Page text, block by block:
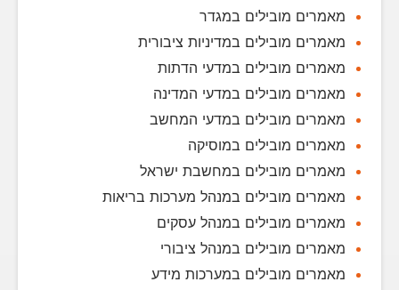
מאמרים מובילים במגדר
מאמרים מובילים במדיניות ציבורית
מאמרים מובילים במדעי הדתות
מאמרים מובילים במדעי המדינה
מאמרים מובילים במדעי המחשב
מאמרים מובילים במוסיקה
מאמרים מובילים במחשבת ישראל
מאמרים מובילים במנהל מערכות בריאות
מאמרים מובילים במנהל עסקים
מאמרים מובילים במנהל ציבורי
מאמרים מובילים במערכות מידע